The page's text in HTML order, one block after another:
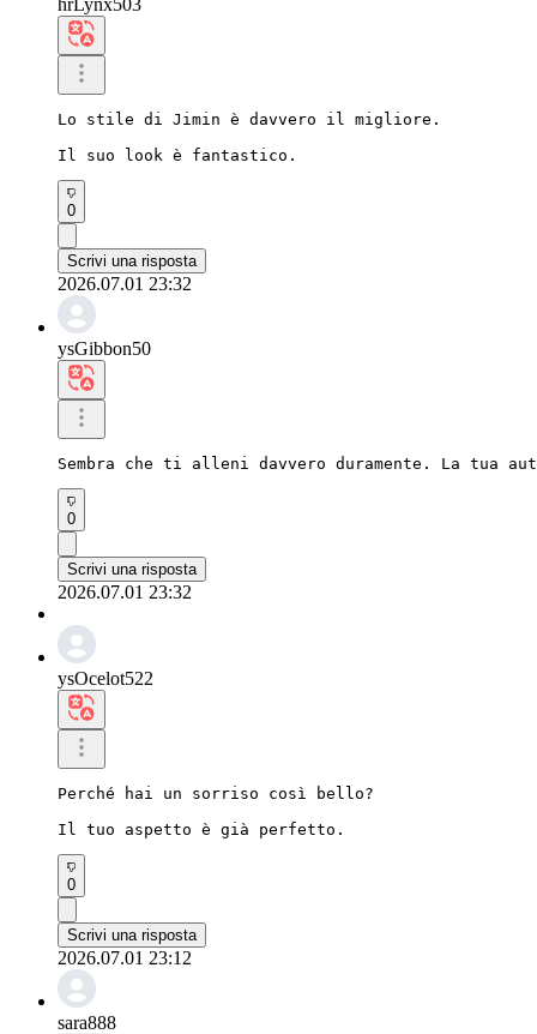
Lo stile di Jimin è davvero il migliore.
Il suo look è fantastico.
0
Scrivi una risposta
2026.07.01 23:32
ysGibbon50
Sembra che ti alleni davvero duramente. La tua
0
Scrivi una risposta
2026.07.01 23:32
ysOcelot522
Perché hai un sorriso così bello?
Il tuo aspetto è già perfetto.
0
Scrivi una risposta
2026.07.01 23:12
sara888